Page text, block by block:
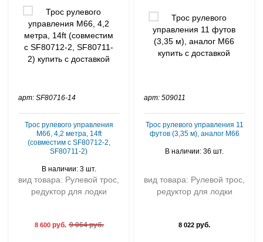
арт: SF80716-14
Трос рулевого управления
М66, 4,2 метра, 14ft
(совместим с SF80712-2,
SF80711-2)
В наличии: 3 шт.
вид товара: Рулевой трос,
редуктор для лодки
8 600руб. 9 064 руб.
арт: 509011
Трос рулевого управления 11
футов (3,35 м), аналог М66
В наличии: 36 шт.
вид товара: Рулевой трос,
редуктор для лодки
8 022 руб.